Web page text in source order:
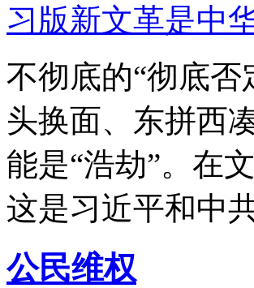
习版新文革是中
不彻底的“彻底
头换面、东拼西
能是“浩劫”。在
这是习近平和中
公民维权